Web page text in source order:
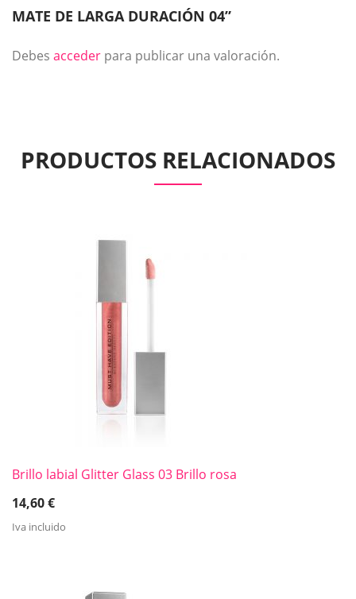
MATE DE LARGA DURACIÓN 04”
Debes acceder para publicar una valoración.
PRODUCTOS RELACIONADOS
Brillo labial Glitter Glass 03 Brillo rosa
14,60€
Iva incluido